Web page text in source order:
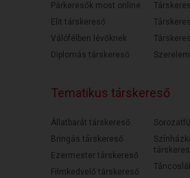
Párkeresők most online
Elit társkereső
Válófélben lévőknek
Diplomás társkereső
Tematikus társkereső
Állatbarát társkereső
Bringás társkereső
Ezermester társkereső
Filmkedvelő társkereső